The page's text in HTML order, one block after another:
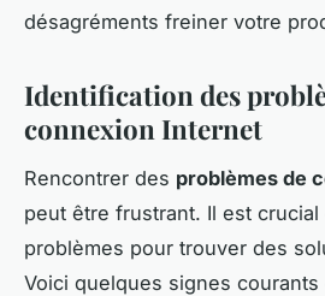
désagréments freiner votre
Identification des
connexion Internet
Rencontrer des problèmes de
peut être frustrant. Il est
problèmes pour trouver des
Voici quelques signes